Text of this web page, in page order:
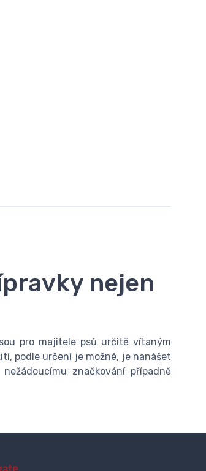
nejen
pro majitele psů určitě vítaným
podle určení je možné, je nanášet
značkování případně